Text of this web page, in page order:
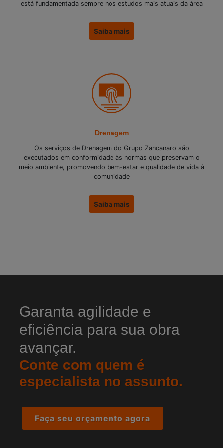
está fundamentada sempre nos estudos mais atuais da área
Saiba mais
Drenagem
Os serviços de Drenagem do Grupo Zancanaro são
executados em conformidade às normas que preservam o
meio ambiente, promovendo bem-estar e qualidade de vida à
comunidade
Saiba mais
Garanta agilidade e
eficiência para sua obra
avançar.
Conte com quem é
especialista no assunto.
Faça seu orçamento agora